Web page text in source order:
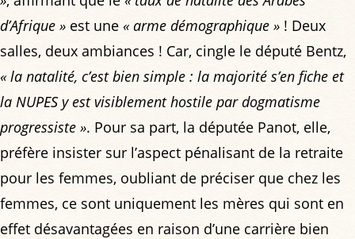
d’Afrique » est une « arme démographique » ! Deux
salles, deux ambiances ! Car, cingle le député Bentz,
« la natalité, c’est bien simple : la majorité s’en fiche et
la NUPES y est visiblement hostile par dogmatisme
progressiste ». Pour sa part, la députée Panot, elle,
préfère insister sur l’aspect pénalisant de la retraite
pour les femmes, oubliant de préciser que chez les
femmes, ce sont uniquement les mères qui sont en
effet désavantagées en raison d’une carrière bien